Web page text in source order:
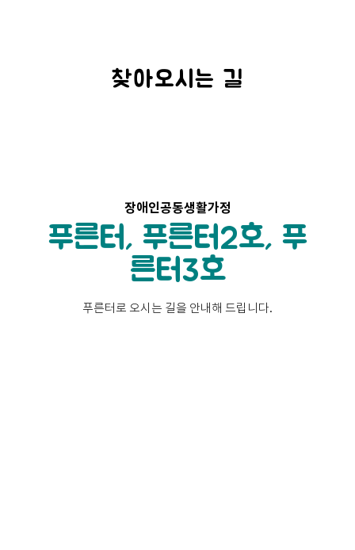
찾아오시는 길
장애인공동생활가정
푸른터, 푸른터2호, 푸
른터3호
푸른터로 오시는 길을 안내해 드립니다.